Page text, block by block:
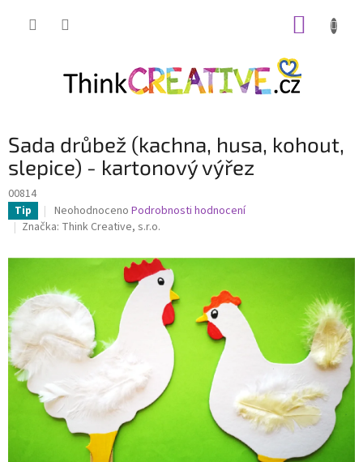
Sada drůbež (kachna, husa, kohout,
slepice) - kartonový výřez
00814
Tip
Průměrné
hodnocení
je
z
hvězdiček.
Neohodnoceno Podrobnosti hodnocení
Značka: Think Creative, s.r.o.